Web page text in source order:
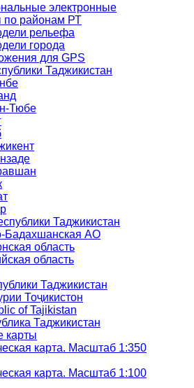
электронные
по районам РТ
рельефа
города
для GPS
Таджикистан
Тюбе
Таджикистан
Бадахшанская АО
область
область
Таджикистан
Тоҷикистон
of Tajikistan
Таджикистан
карты
карта. Масштаб 1:350
карта. Масштаб 1:100